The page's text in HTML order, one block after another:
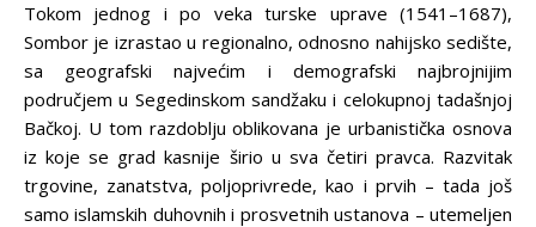
Tokom jednog i po veka turske uprave (1541–1687),
Sombor je izrastao u regionalno, odnosno nahijsko sedište,
sa geografski najvećim i demografski najbrojnijim
područjem u Segedinskom sandžaku i celokupnoj tadašnjoj
Bačkoj. U tom razdoblju oblikovana je urbanistička osnova
iz koje se grad kasnije širio u sva četiri pravca. Razvitak
trgovine, zanatstva, polјoprivrede, kao i prvih – tada još
samo islamskih duhovnih i prosvetnih ustanova – utemelјen